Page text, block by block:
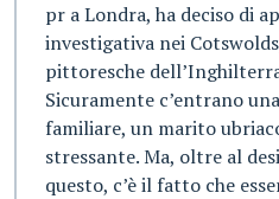
pr a Londra, ha deciso di
investigativa nei
pittoresche
Sicuramente c’entrano
familiare, un marito
stressante. Ma, oltre al
questo, c’è il fatto che